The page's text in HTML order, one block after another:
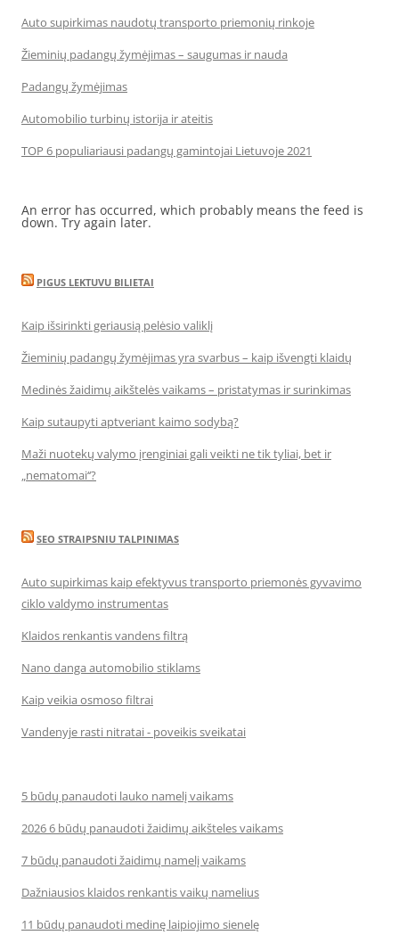
Auto supirkimas naudotų transporto priemonių rinkoje
Žieminių padangų žymėjimas – saugumas ir nauda
Padangų žymėjimas
Automobilio turbinų istorija ir ateitis
TOP 6 populiariausi padangų gamintojai Lietuvoje 2021
An error has occurred, which probably means the feed is
down. Try again later.
PIGUS LEKTUVU BILIETAI
Kaip išsirinkti geriausią pelėsio valiklį
Žieminių padangų žymėjimas yra svarbus – kaip išvengti klaidų
Medinės žaidimų aikštelės vaikams – pristatymas ir surinkimas
Kaip sutaupyti aptveriant kaimo sodybą?
Maži nuotekų valymo įrenginiai gali veikti ne tik tyliai, bet ir
„nematomai‘‘?
SEO STRAIPSNIU TALPINIMAS
Auto supirkimas kaip efektyvus transporto priemonės gyvavimo
ciklo valdymo instrumentas
Klaidos renkantis vandens filtrą
Nano danga automobilio stiklams
Kaip veikia osmoso filtrai
Vandenyje rasti nitratai - poveikis sveikatai
5 būdų panaudoti lauko namelį vaikams
2026 6 būdų panaudoti žaidimų aikšteles vaikams
7 būdų panaudoti žaidimų namelį vaikams
Dažniausios klaidos renkantis vaikų namelius
11 būdų panaudoti medinę laipiojimo sienelę